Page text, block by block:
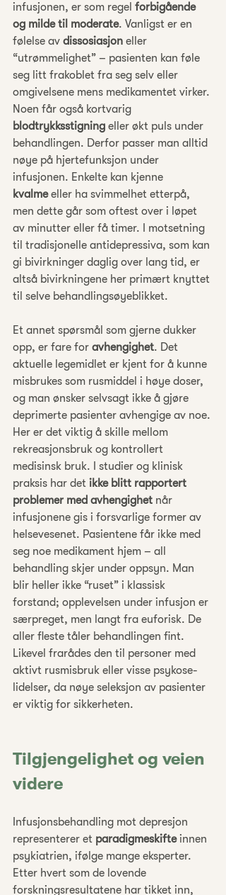
infusjonen, er som regel forbigående
og milde til moderate. Vanligst er en
følelse av dissosiasjon eller
“utrømmelighet” – pasienten kan føle
seg litt frakoblet fra seg selv eller
omgivelsene mens medikamentet virker.
Noen får også kortvarig
blodtrykksstigning eller økt puls under
behandlingen. Derfor passer man alltid
nøye på hjertefunksjon under
infusjonen. Enkelte kan kjenne
kvalme eller ha svimmelhet etterpå,
men dette går som oftest over i løpet
av minutter eller få timer. I motsetning
til tradisjonelle antidepressiva, som kan
gi bivirkninger daglig over lang tid, er
altså bivirkningene her primært knyttet
til selve behandlingsøyeblikket.
Et annet spørsmål som gjerne dukker
opp, er fare for avhengighet. Det
aktuelle legemidlet er kjent for å kunne
misbrukes som rusmiddel i høye doser,
og man ønsker selvsagt ikke å gjøre
deprimerte pasienter avhengige av noe.
Her er det viktig å skille mellom
rekreasjonsbruk og kontrollert
medisinsk bruk. I studier og klinisk
praksis har det ikke blitt rapportert
problemer med avhengighet når
infusjonene gis i forsvarlige former av
helsevesenet. Pasientene får ikke med
seg noe medikament hjem – all
behandling skjer under oppsyn. Man
blir heller ikke “ruset” i klassisk
forstand; opplevelsen under infusjon er
særpreget, men langt fra euforisk. De
aller fleste tåler behandlingen fint.
Likevel frarådes den til personer med
aktivt rusmisbruk eller visse psykose-
lidelser, da nøye seleksjon av pasienter
er viktig for sikkerheten.
Tilgjengelighet og veien
videre
Infusjonsbehandling mot depresjon
representerer et paradigmeskifte innen
psykiatrien, ifølge mange eksperter.
Etter hvert som de lovende
forskningsresultatene har tikket inn,